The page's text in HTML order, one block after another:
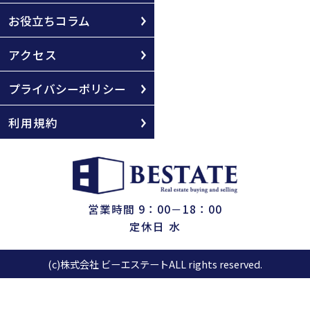
お役立ちコラム
アクセス
プライバシーポリシー
利用規約
営業時間 9：00－18：00
定休日 水
(c)株式会社 ビーエステートALL rights reserved.